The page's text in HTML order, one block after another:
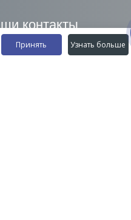
контакты
8-800-555-35-15
Принять Узнать больше